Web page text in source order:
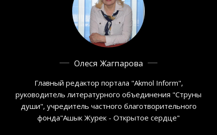
Олеся Жагпарова
Главный редактор портала "Akmol Inform",
руководитель литературного объединения "Струны
души", учредитель частного благотворительного
фонда"Ашык Журек - Открытое сердце"